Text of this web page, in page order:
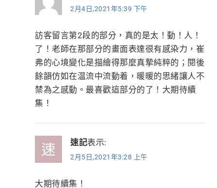
2月4日,2021年5:39 下午
訪客留言第2段的部分，真的是太！動！人！
了！老師在那部分的畫面表達很有感染力，崔
弗的心境變化是描繪得那麼真摯純粹的；閱後
餘韻仿如在温流中流動着，暖暖的思緒讓人不
禁為之感動。最喜歡這部分的了！大期待續
集！
速記表示:
2月5日,2021年3:28 上午
大期待續集！